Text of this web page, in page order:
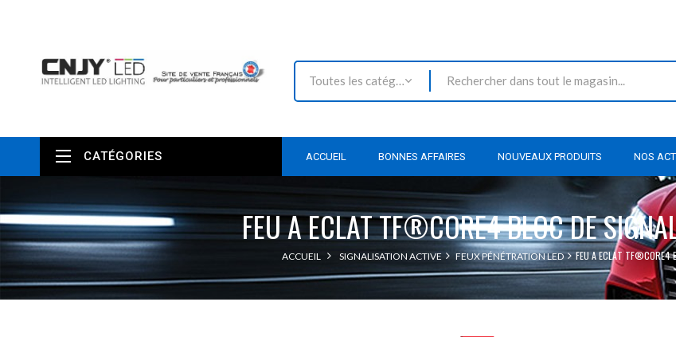
Toutes les catégories
ACCUEIL BONNES AFFAIRES NOUVEAUX PRODUITS NOS
CATÉGORIES
FEU A ECLAT TF®CORE4 BLOC DE
ACCUEIL SIGNALISATION ACTIVE FEUX PÉNÉTRATION LED FEU A ECLAT TF®CORE4